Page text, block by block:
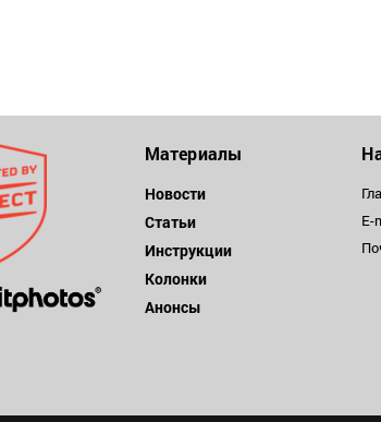
Материалы
Новости
Статьи
Инструкции
Колонки
Анонсы
E-